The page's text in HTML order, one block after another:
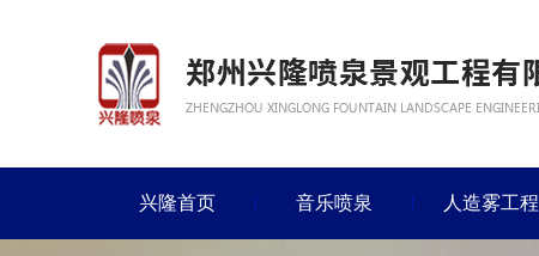
兴隆首页 音乐喷泉 人造雾工程